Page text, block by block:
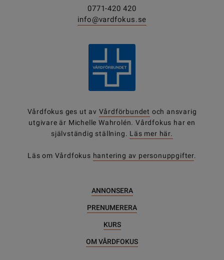
0771-420 420
info@vardfokus.se
Vårdfokus ges ut av Vårdförbundet och ansvarig
utgivare är Michelle Wahrolén. Vårdfokus har en
självständig ställning. Läs mer här.
Läs om Vårdfokus hantering av personuppgifter.
ANNONSERA
PRENUMERERA
KURS
OM VÅRDFOKUS